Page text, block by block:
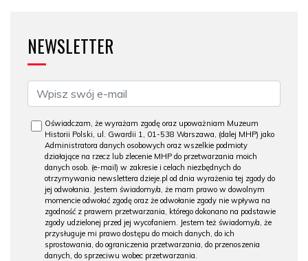
NEWSLETTER
Oświadczam, że wyrażam zgodę oraz upoważniam Muzeum
Historii Polski, ul. Gwardii 1, 01-538 Warszawa, (dalej MHP) jako
Administratora danych osobowych oraz wszelkie podmioty
działające na rzecz lub zlecenie MHP do przetwarzania moich
danych osob. (e-mail) w zakresie i celach niezbędnych do
otrzymywania newslettera dzieje.pl od dnia wyrażenia tej zgody do
jej odwołania. Jestem świadomy/a, że mam prawo w dowolnym
momencie odwołać zgodę oraz że odwołanie zgody nie wpływa na
zgodność z prawem przetwarzania, którego dokonano na podstawie
zgody udzielonej przed jej wycofaniem. Jestem też świadomy/a, że
przysługuje mi prawo dostępu do moich danych, do ich
sprostowania, do ograniczenia przetwarzania, do przenoszenia
danych, do sprzeciwu wobec przetwarzania.